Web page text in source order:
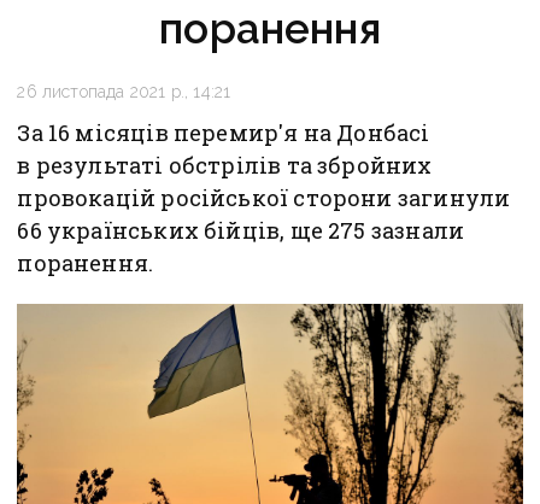
поранення
26 листопада 2021 р., 14:21
За 16 місяців перемир'я на Донбасі
в результаті обстрілів та збройних
провокацій російської сторони загинули
66 українських бійців, ще 275 зазнали
поранення.